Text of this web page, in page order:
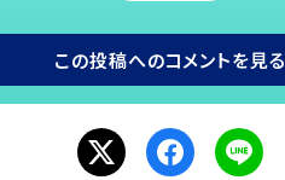
この投稿へのコメントを見る